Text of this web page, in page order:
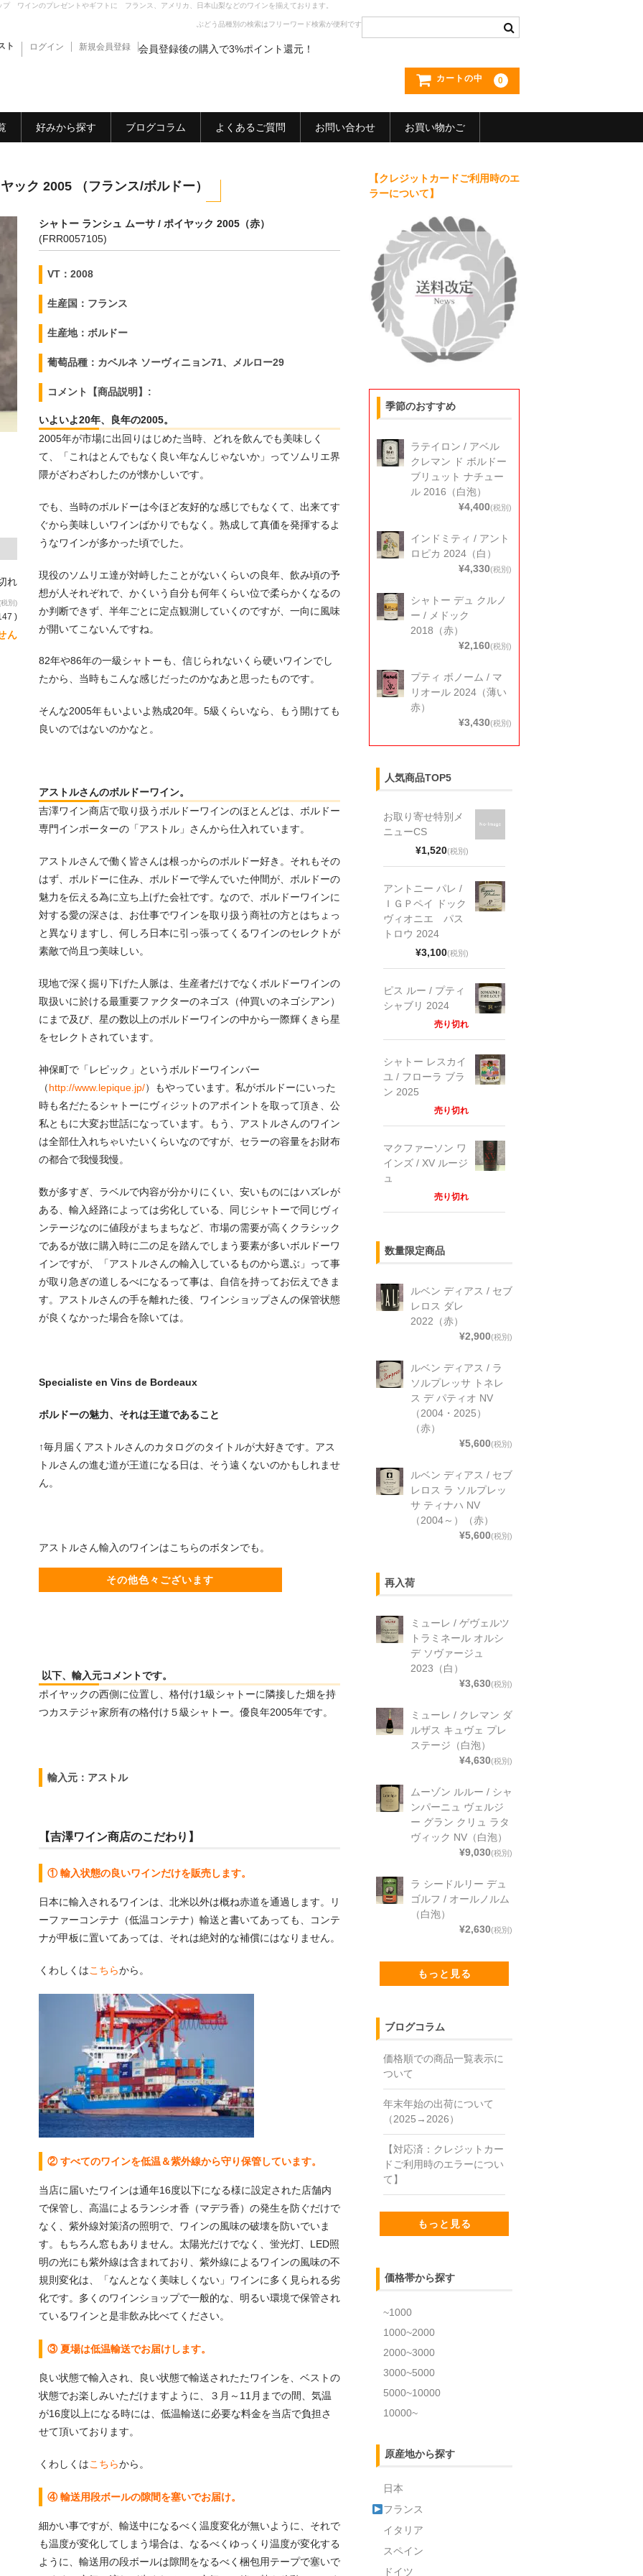
ワインのプレゼントやギフトに フランス、アメリカ、日本山梨などのワインを揃えております。
ぶどう品種別の検索はフリーワード検索が便利です
ト ログイン 新規会員登録 会員登録後の購入で3%ポイント還元！
カートの中 0
好みから探す ブログコラム よくあるご質問 お問い合わせ お買い物かご
ック 2005 （フランス/ボルドー）
れ
別)
)
ん
シャトー ランシュ ムーサ / ポイヤック 2005（赤）
(FRR0057105)
VT：2008
生産国：フランス
生産地：ボルドー
葡萄品種：カベルネ ソーヴィニョン71、メルロー29
コメント【商品説明】:
いよいよ20年、良年の2005。
2005年が市場に出回りはじめた当時、どれを飲んでも美味しく
て、「これはとんでもなく良い年なんじゃないか」ってソムリエ界
隈がざわざわしたのが懐かしいです。
でも、当時のボルドーは今ほど友好的な感じでもなくて、出来てす
ぐから美味しいワインばかりでもなく。熟成して真価を発揮するよ
うなワインが多かった頃でした。
現役のソムリエ達が対峙したことがないくらいの良年、飲み頃の予
想が人それぞれで、かくいう自分も何年くらい位で柔らかくなるの
か判断できず、半年ごとに定点観測していくのですが、一向に風味
が開いてこないんですね。
82年や86年の一級シャトーも、信じられないくら硬いワインでし
たから、当時もこんな感じだったのかなあと思ったものです。
そんな2005年もいよいよ熟成20年。5級くらいなら、もう開けても
良いのではないのかなと。
アストルさんのボルドーワイン。
吉澤ワイン商店で取り扱うボルドーワインのほとんどは、ボルドー
専門インポーターの「アストル」さんから仕入れています。
アストルさんで働く皆さんは根っからのボルドー好き。それもその
はず、ボルドーに住み、ボルドーで学んでいた仲間が、ボルドーの
魅力を伝える為に立ち上げた会社です。なので、ボルドーワインに
対する愛の深さは、お仕事でワインを取り扱う商社の方とはちょっ
と異なりますし、何しろ日本に引っ張ってくるワインのセレクトが
素敵で尚且つ美味しい。
現地で深く掘り下げた人脈は、生産者だけでなくボルドーワインの
取扱いに於ける最重要ファクターのネゴス（仲買いのネゴシアン）
にまで及び、星の数以上のボルドーワインの中から一際輝くきら星
をセレクトされています。
神保町で「レピック」というボルドーワインバー
（http://www.lepique.jp/）もやっています。私がボルドーにいった
時も名だたるシャトーにヴィジットのアポイントを取って頂き、公
私ともに大変お世話になっています。もう、アストルさんのワイン
は全部仕入れちゃいたいくらいなのですが、セラーの容量をお財布
の都合で我慢我慢。
数が多すぎ、ラベルで内容が分かりにくい、安いものにはハズレが
ある、輸入経路によっては劣化している、同じシャトーで同じヴィ
ンテージなのに値段がまちまちなど、市場の需要が高くクラシック
であるが故に購入時に二の足を踏んでしまう要素が多いボルドーワ
インですが、「アストルさんの輸入しているものから選ぶ」って事
が取り急ぎの道しるべになるって事は、自信を持ってお伝えできま
す。アストルさんの手を離れた後、ワインショップさんの保管状態
が良くなかった場合を除いては。
Specialiste en Vins de Bordeaux
ボルドーの魅力、それは王道であること
↑毎月届くアストルさんのカタログのタイトルが大好きです。アス
トルさんの進む道が王道になる日は、そう遠くないのかもしれませ
ん。
アストルさん輸入のワインはこちらのボタンでも。
その他色々ございます
以下、輸入元コメントです。
ポイヤックの西側に位置し、格付け1級シャトーに隣接した畑を持
つカステジャ家所有の格付け５級シャトー。優良年2005年です。
輸入元：アストル
【吉澤ワイン商店のこだわり】
① 輸入状態の良いワインだけを販売します。
日本に輸入されるワインは、北米以外は概ね赤道を通過します。リ
ーファーコンテナ（低温コンテナ）輸送と書いてあっても、コンテ
ナが甲板に置いてあっては、それは絶対的な補償にはなりません。
くわしくはこちらから。
② すべてのワインを低温＆紫外線から守り保管しています。
当店に届いたワインは通年16度以下になる様に設定された店舗内
で保管し、高温によるランシオ香（マデラ香）の発生を防ぐだけで
なく、紫外線対策済の照明で、ワインの風味の破壊を防いでいま
す。もちろん窓もありません。太陽光だけでなく、蛍光灯、LED照
明の光にも紫外線は含まれており、紫外線によるワインの風味の不
規則変化は、「なんとなく美味しくない」ワインに多く見られる劣
化です。多くのワインショップで一般的な、明るい環境で保管され
ているワインと是非飲み比べてください。
③ 夏場は低温輸送でお届けします。
良い状態で輸入され、良い状態で輸送されたたワインを、ベストの
状態でお楽しみいただけますように、３月～11月までの間、気温
が16度以上になる時には、低温輸送に必要な料金を当店で負担さ
せて頂いております。
くわしくはこちらから。
④ 輸送用段ボールの隙間を塞いでお届け。
細かい事ですが、輸送中になるべく温度変化が無いように、それで
も温度が変化してしまう場合は、なるべくゆっくり温度が変化する
ように、輸送用の段ボールは隙間をなるべく梱包用テープで塞いで
【クレジットカードご利用時のエ
ラーについて】
季節のおすすめ
ラテイロン / アベル
クレマン ド ボルドー
ブリュット ナチュー
ル 2016（白泡）
¥4,400(税別)
インドミティ / アント
ロピカ 2024（白）
¥4,330(税別)
シャトー デュ クルノ
ー / メドック
2018（赤）
¥2,160(税別)
プティ ボノーム / マ
リオール 2024（薄い
赤）
¥3,430(税別)
人気商品TOP5
お取り寄せ特別メ
ニューCS
¥1,520(税別)
アントニー パレ /
ＩＧＰペイ ドック
ヴィオニエ パス
トロウ 2024
¥3,100(税別)
ピス ルー / プティ
シャブリ 2024
売り切れ
シャトー レスカイ
ユ / フローラ ブラ
ン 2025
売り切れ
マクファーソン ワ
インズ / XV ルージ
ュ
売り切れ
数量限定商品
ルベン ディアス / セブ
レロス ダレ
2022（赤）
¥2,900(税別)
ルベン ディアス / ラ
ソルプレッサ トネレ
ス デ パティオ NV
（2004・2025）
（赤）
¥5,600(税別)
ルベン ディアス / セブ
レロス ラ ソルプレッ
サ ティナハ NV
（2004～）（赤）
¥5,600(税別)
再入荷
ミューレ / ゲヴェルツ
トラミネール オルシ
デ ソヴァージュ
2023（白）
¥3,630(税別)
ミューレ / クレマン ダ
ルザス キュヴェ プレ
ステージ（白泡）
¥4,630(税別)
ムーゾン ルルー / シャ
ンパーニュ ヴェルジ
ー グラン クリュ ラタ
ヴィック NV（白泡）
¥9,030(税別)
ラ シードルリー デュ
ゴルフ / オールノルム
（白泡）
¥2,630(税別)
もっと見る
ブログコラム
価格順での商品一覧表示に
ついて
年末年始の出荷について
（2025→2026）
【対応済：クレジットカー
ドご利用時のエラーについ
て】
もっと見る
価格帯から探す
~1000
1000~2000
2000~3000
3000~5000
5000~10000
10000~
原産地から探す
日本
フランス
イタリア
スペイン
ドイツ